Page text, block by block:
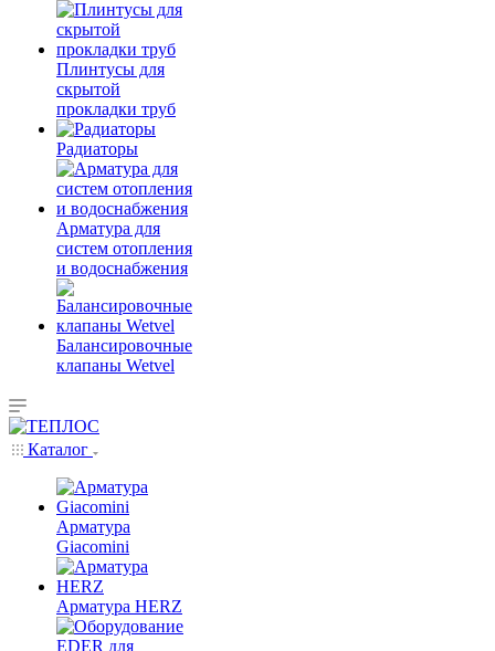
Плинтусы для
скрытой
прокладки труб
Радиаторы
Арматура для
систем отопления
и водоснабжения
Балансировочные
клапаны Wetvel
Каталог
Арматура
Giacomini
Арматура HERZ